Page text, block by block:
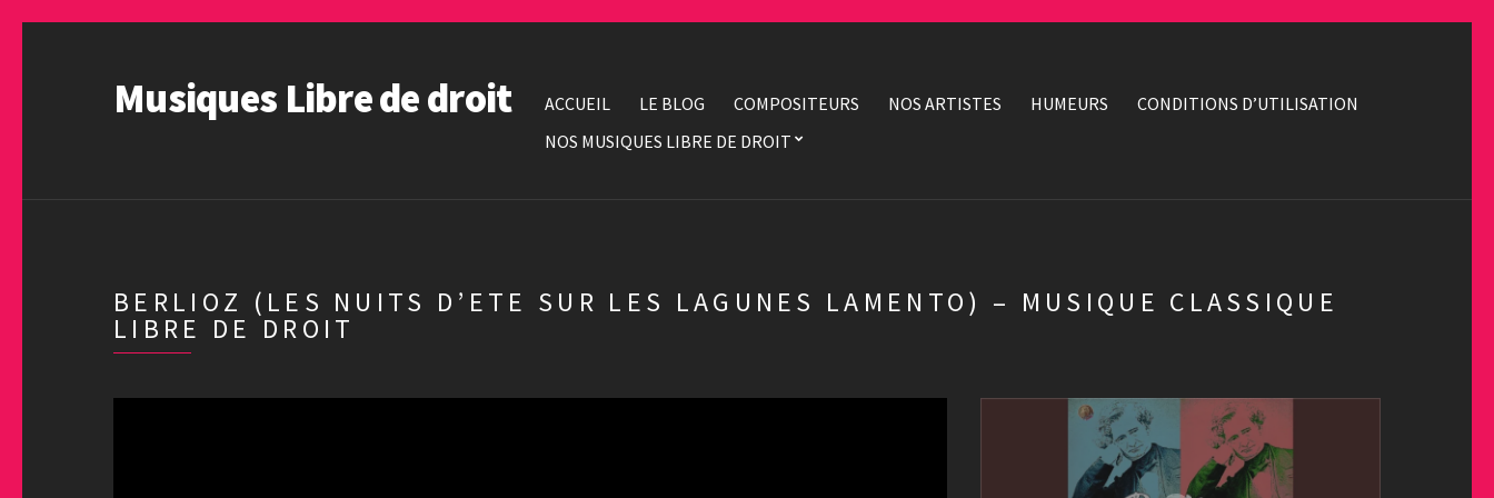
Musiques Libre de droit ACCUEIL LE BLOG COMPOSITEURS NOS ARTISTES HUMEURS
CONDITIONS D’UTILISATION
NOS MUSIQUES LIBRE DE DROIT
BERLIOZ (LES NUITS D’ETE SUR LES LAGUNES LAMENTO) – MUSIQUE CLASSIQUE
LIBRE DE DROIT